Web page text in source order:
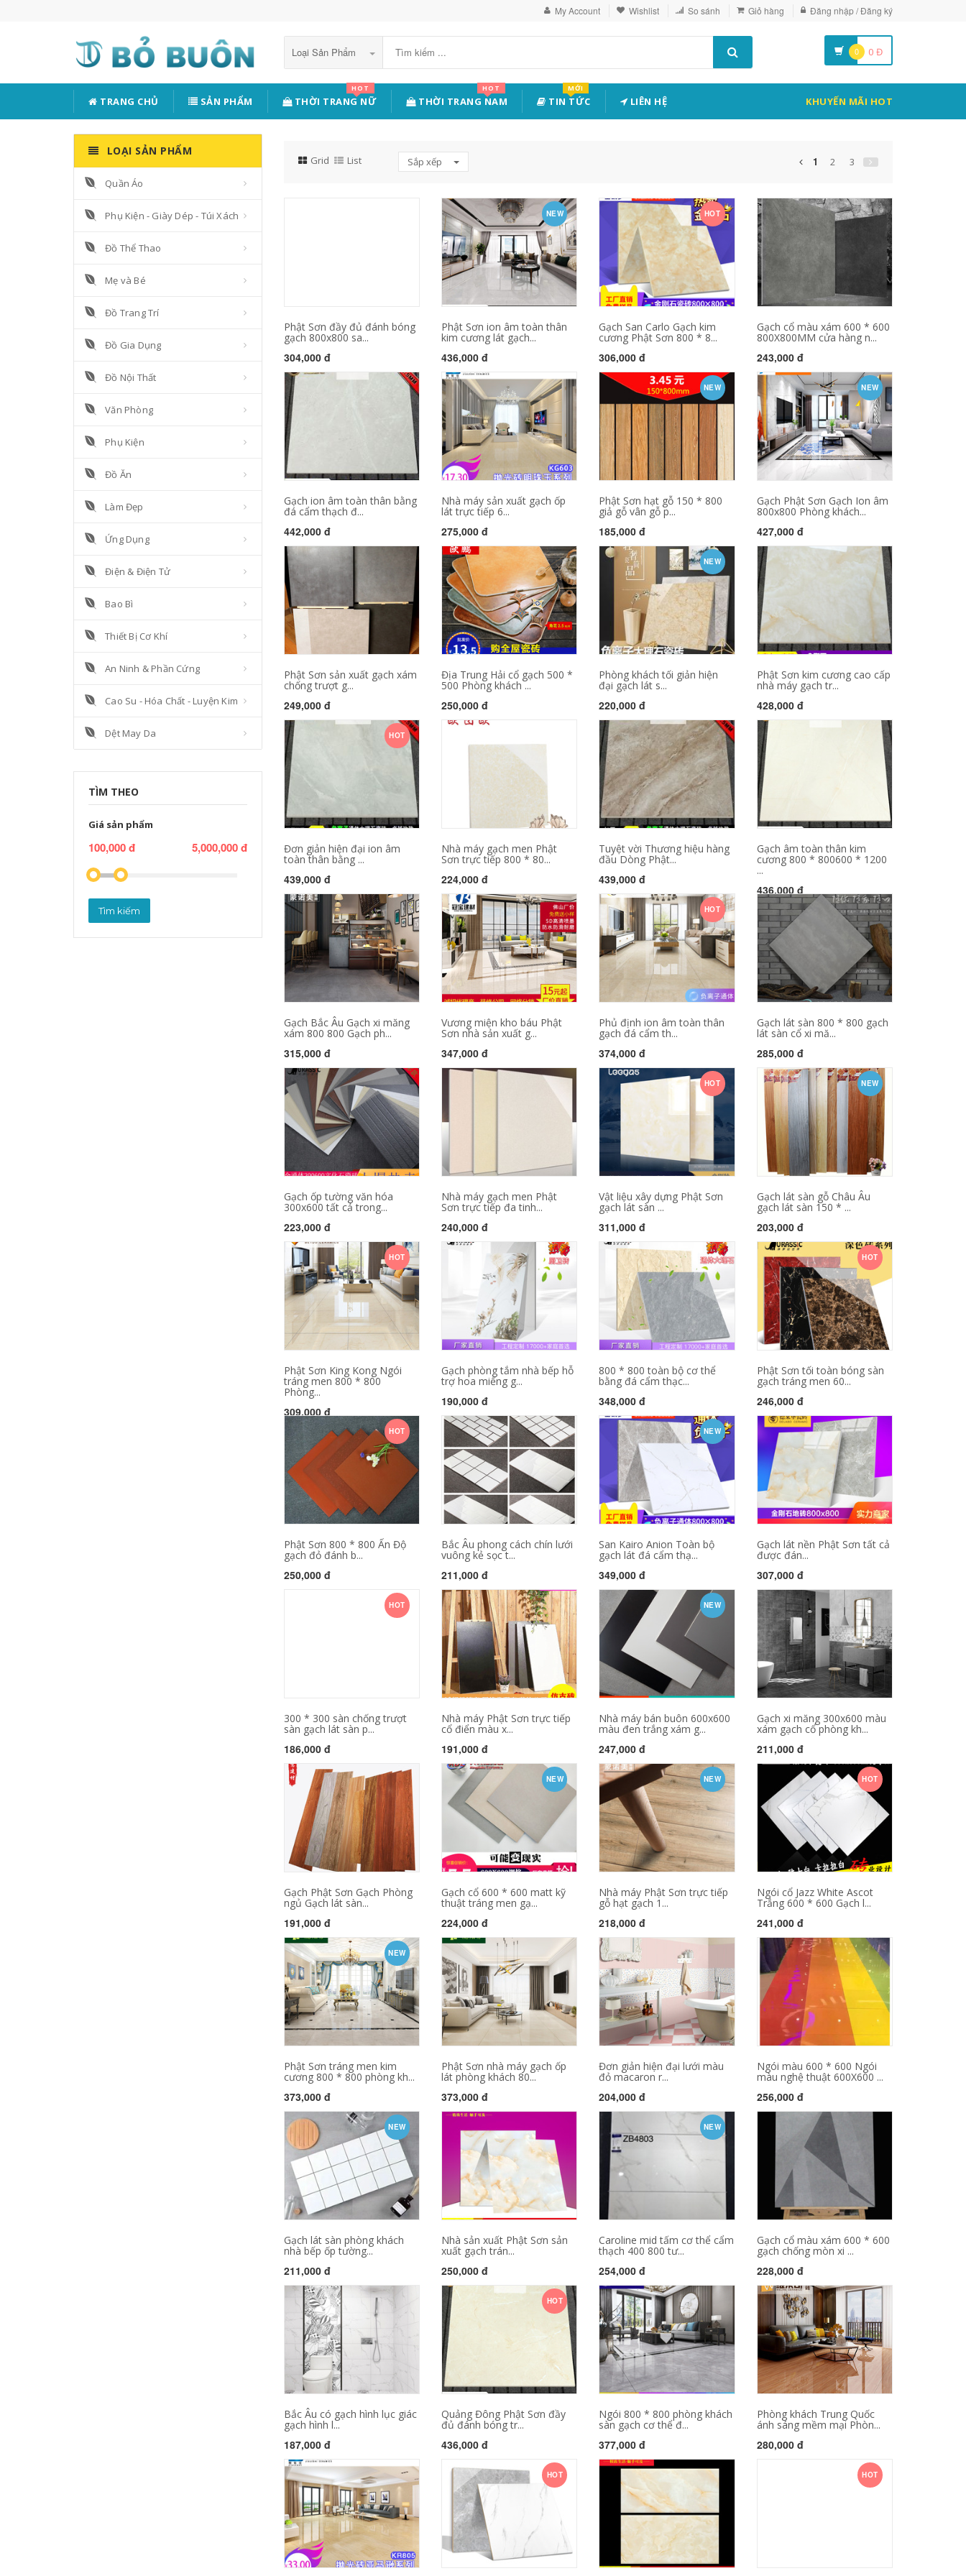
My Account Wishlist So sánh Giỏ hàng Đăng nhập / Đăng ký
Loại Sản Phẩm 0 0 Đ
TRANG CHỦ SẢN PHẨM THỜI TRANG NỮ
HOT
THỜI TRANG NAM
HOT
TIN TỨC
MỚI
LIÊN HỆ KHUYẾN MÃI HOT
LOẠI SẢN PHẨM
Quần Áo
Phụ Kiện - Giày Dép - Túi Xách
Đồ Thể Thao
Mẹ và Bé
Đồ Trang Trí
Đồ Gia Dụng
Đồ Nội Thất
Văn Phòng
Phụ Kiện
Đồ Ăn
Làm Đẹp
Ứng Dụng
Điện & Điện Tử
Bao Bì
Thiết Bị Cơ Khí
An Ninh & Phần Cứng
Cao Su - Hóa Chất - Luyện Kim
Dệt May Da
TÌM THEO
Giá sản phẩm
100,000 đ 5,000,000 đ
Tìm kiếm
Grid List Sắp xếp 1 2 3
Phật Sơn đầy đủ đánh bóng
gạch 800x800 sa...
304,000 đ
NEW
Phật Sơn ion âm toàn thân
kim cương lát gạch...
436,000 đ
HOT
Gạch San Carlo Gạch kim
cương Phật Sơn 800 * 8...
306,000 đ
Gạch cổ màu xám 600 * 600
800X800MM cửa hàng n...
243,000 đ
Gạch ion âm toàn thân bằng
đá cẩm thạch đ...
442,000 đ
Nhà máy sản xuất gạch ốp
lát trực tiếp 6...
275,000 đ
NEW
Phật Sơn hạt gỗ 150 * 800
giả gỗ vân gỗ p...
185,000 đ
NEW
Gạch Phật Sơn Gạch Ion âm
800x800 Phòng khách...
427,000 đ
Phật Sơn sản xuất gạch xám
chống trượt g...
249,000 đ
Địa Trung Hải cổ gạch 500 *
500 Phòng khách ...
250,000 đ
NEW
Phòng khách tối giản hiện
đại gạch lát s...
220,000 đ
Phật Sơn kim cương cao cấp
nhà máy gạch tr...
428,000 đ
HOT
Đơn giản hiện đại ion âm
toàn thân bằng ...
439,000 đ
Nhà máy gạch men Phật
Sơn trực tiếp 800 * 80...
224,000 đ
Tuyệt vời Thương hiệu hàng
đầu Dòng Phật...
439,000 đ
Gạch âm toàn thân kim
cương 800 * 800600 * 1200
...
436,000 đ
Gạch Bắc Âu Gạch xi măng
xám 800 800 Gạch ph...
315,000 đ
Vương miện kho báu Phật
Sơn nhà sản xuất g...
347,000 đ
HOT
Phủ định ion âm toàn thân
gạch đá cẩm th...
374,000 đ
Gạch lát sàn 800 * 800 gạch
lát sàn cổ xi mă...
285,000 đ
Gạch ốp tường văn hóa
300x600 tất cả trong...
223,000 đ
Nhà máy gạch men Phật
Sơn trực tiếp đa tinh...
240,000 đ
HOT
Vật liệu xây dựng Phật Sơn
gạch lát sàn ...
311,000 đ
NEW
Gạch lát sàn gỗ Châu Âu
gạch lát sàn 150 * ...
203,000 đ
HOT
Phật Sơn King Kong Ngói
tráng men 800 * 800
Phòng...
309,000 đ
Gạch phòng tắm nhà bếp hỗ
trợ hoa miếng g...
190,000 đ
800 * 800 toàn bộ cơ thể
bằng đá cẩm thạc...
348,000 đ
HOT
Phật Sơn tối toàn bóng sàn
gạch tráng men 60...
246,000 đ
HOT
Phật Sơn 800 * 800 Ấn Độ
gạch đỏ đánh b...
250,000 đ
Bắc Âu phong cách chín lưới
vuông kẻ sọc t...
211,000 đ
NEW
San Kairo Anion Toàn bộ
gạch lát đá cẩm thạ...
349,000 đ
Gạch lát nền Phật Sơn tất cả
được đán...
307,000 đ
HOT
300 * 300 sàn chống trượt
sàn gạch lát sàn p...
186,000 đ
Nhà máy Phật Sơn trực tiếp
cổ điển màu x...
191,000 đ
NEW
Nhà máy bán buôn 600x600
màu đen trắng xám g...
247,000 đ
Gạch xi măng 300x600 màu
xám gạch cổ phòng kh...
211,000 đ
Gạch Phật Sơn Gạch Phòng
ngủ Gạch lát sàn...
191,000 đ
NEW
Gạch cổ 600 * 600 matt kỹ
thuật tráng men gạ...
224,000 đ
NEW
Nhà máy Phật Sơn trực tiếp
gỗ hạt gạch 1...
218,000 đ
HOT
Ngói cổ Jazz White Ascot
Trắng 600 * 600 Gạch l...
241,000 đ
NEW
Phật Sơn tráng men kim
cương 800 * 800 phòng kh...
373,000 đ
Phật Sơn nhà máy gạch ốp
lát phòng khách 80...
373,000 đ
Đơn giản hiện đại lưới màu
đỏ macaron r...
204,000 đ
Ngói màu 600 * 600 Ngói
màu nghệ thuật 600X600 ...
256,000 đ
NEW
Gạch lát sàn phòng khách
nhà bếp ốp tường...
211,000 đ
Nhà sản xuất Phật Sơn sản
xuất gạch trán...
250,000 đ
NEW
Caroline mid tấm cơ thể cẩm
thạch 400 800 tư...
254,000 đ
Gạch cổ màu xám 600 * 600
gạch chống mòn xi ...
228,000 đ
Bắc Âu có gạch hình lục giác
gạch hình l...
187,000 đ
HOT
Quảng Đông Phật Sơn đầy
đủ đánh bóng tr...
436,000 đ
Ngói 800 * 800 phòng khách
sàn gạch cơ thể đ...
377,000 đ
Phòng khách Trung Quốc
ánh sáng mềm mại Phòn...
280,000 đ
HOT HOT